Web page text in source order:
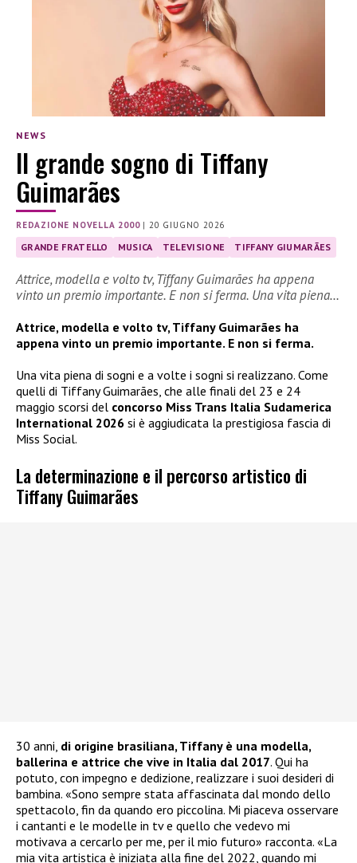
NEWS
Il grande sogno di Tiffany
Guimarães
REDAZIONE NOVELLA 2000|20 GIUGNO 2026
GRANDE FRATELLO MUSICA TELEVISIONE TIFFANY GIUMARÃES
Attrice, modella e volto tv, Tiffany Guimarães ha appena
vinto un premio importante. E non si ferma. Una vita piena…
Attrice, modella e volto tv, Tiffany Guimarães ha
appena vinto un premio importante. E non si ferma.
Una vita piena di sogni e a volte i sogni si realizzano. Come
quelli di Tiffany Guimarães, che alle finali del 23 e 24
maggio scorsi del concorso Miss Trans Italia Sudamerica
International 2026 si è aggiudicata la prestigiosa fascia di
Miss Social.
La determinazione e il percorso artistico di
Tiffany Guimarães
30 anni, di origine brasiliana, Tiffany è una modella,
ballerina e attrice che vive in Italia dal 2017. Qui ha
potuto, con impegno e dedizione, realizzare i suoi desideri di
bambina. «Sono sempre stata affascinata dal mondo dello
spettacolo, fin da quando ero piccolina. Mi piaceva osservare
i cantanti e le modelle in tv e quello che vedevo mi
motivava a cercarlo per me, per il mio futuro» racconta. «La
mia vita artistica è iniziata alla fine del 2022, quando mi